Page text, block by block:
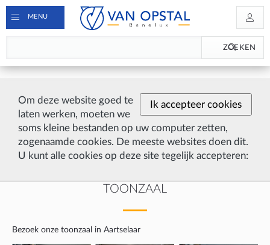
Ik accepteer cookies
Om deze website goed te
laten werken, moeten we
soms kleine bestanden op uw computer zetten,
zogenaamde cookies. De meeste websites doen dit.
U kunt alle cookies op deze site tegelijk accepteren:
MENU
ZOEKEN
TOONZAAL
Bezoek onze toonzaal in Aartselaar